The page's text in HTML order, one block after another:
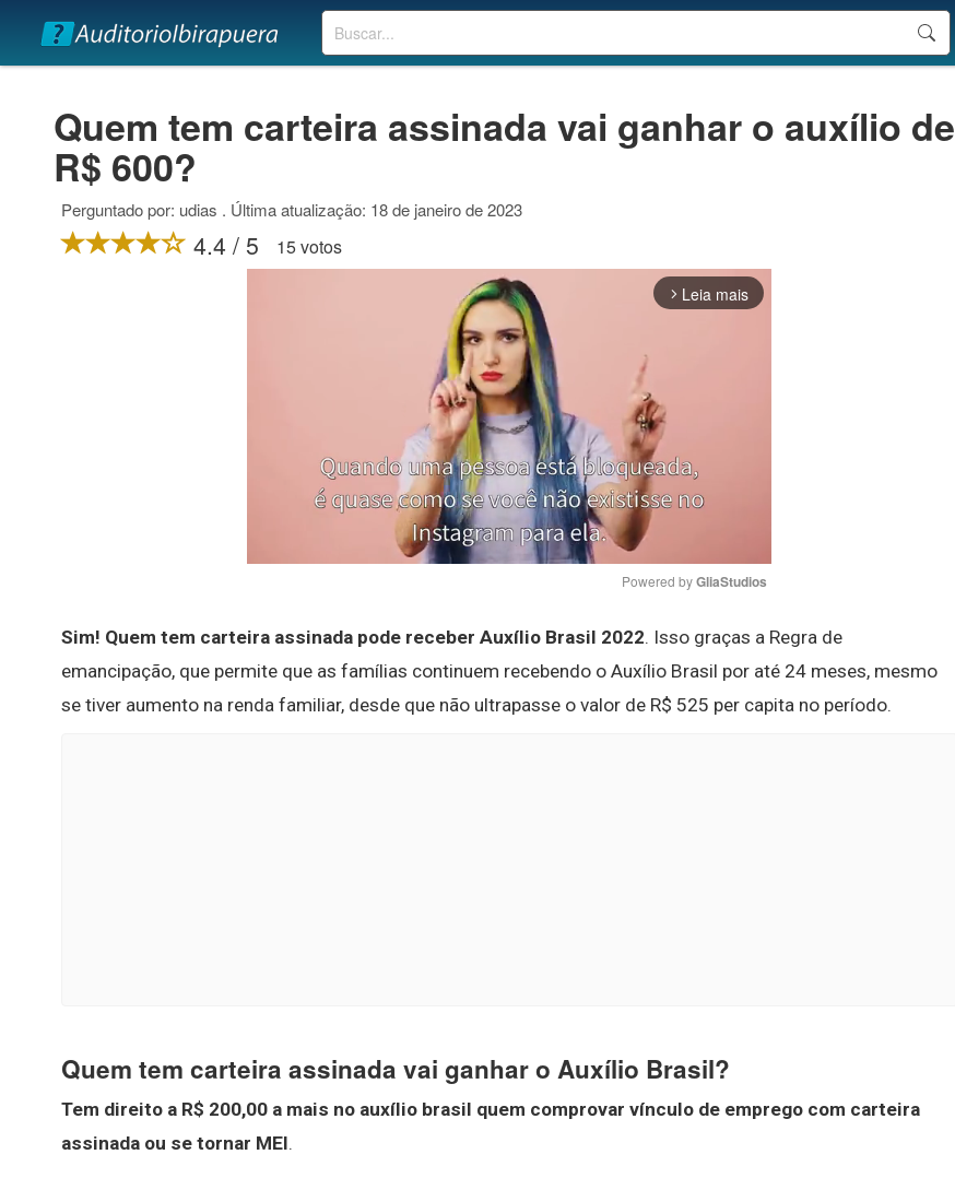
Buscar
Quem tem carteira assinada vai ganhar o auxílio de
R$ 600?
Perguntado por: udias . Última atualização: 18 de janeiro de 2023
4.4 / 5 15 votos
arrow_forward_ios Leia mais
Mute
Powered by GliaStudios
Sim! Quem tem carteira assinada pode receber Auxílio Brasil 2022. Isso graças a Regra de
emancipação, que permite que as famílias continuem recebendo o Auxílio Brasil por até 24 meses, mesmo
se tiver aumento na renda familiar, desde que não ultrapasse o valor de R$ 525 per capita no período.
Quem tem carteira assinada vai ganhar o Auxílio Brasil?
Tem direito a R$ 200,00 a mais no auxílio brasil quem comprovar vínculo de emprego com carteira
assinada ou se tornar MEI.